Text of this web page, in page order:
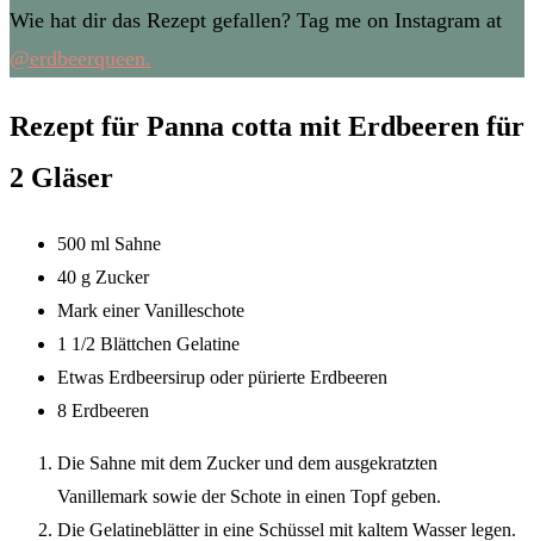
Wie hat dir das Rezept gefallen? Tag me on Instagram at
@erdbeerqueen.
Rezept für Panna cotta mit Erdbeeren für
2 Gläser
500 ml Sahne
40 g Zucker
Mark einer Vanilleschote
1 1/2 Blättchen Gelatine
Etwas Erdbeersirup oder pürierte Erdbeeren
8 Erdbeeren
Die Sahne mit dem Zucker und dem ausgekratzten
Vanillemark sowie der Schote in einen Topf geben.
Die Gelatineblätter in eine Schüssel mit kaltem Wasser legen.